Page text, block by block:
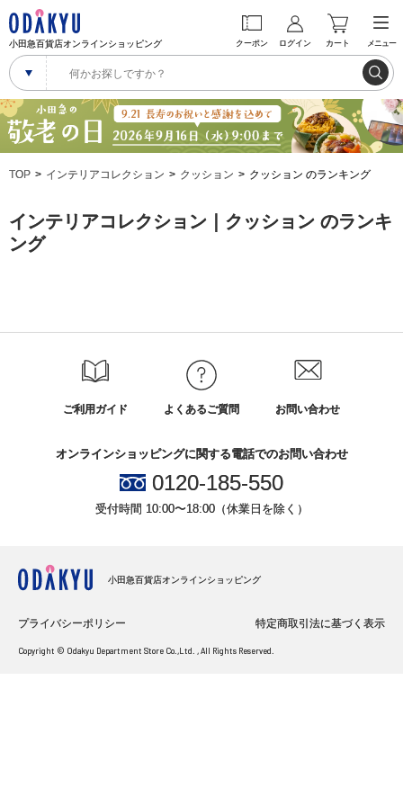
小田急百貨店オンラインショッピング クーポン ログイン カート メニュー
TOP インテリアコレクション クッション クッション のランキング
インテリアコレクション｜クッション のランキ
ング
ご利用ガイド よくあるご質問 お問い合わせ
オンラインショッピングに関する電話でのお問い合わせ
0120-185-550
受付時間 10:00〜18:00（休業日を除く）
小田急百貨店オンラインショッピング
プライバシーポリシー 特定商取引法に基づく表示
Copyright © Odakyu Department Store Co.,Ltd. , All Rights Reserved.